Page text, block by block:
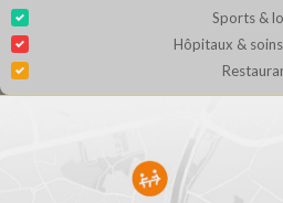
Sports &
Hôpitaux &